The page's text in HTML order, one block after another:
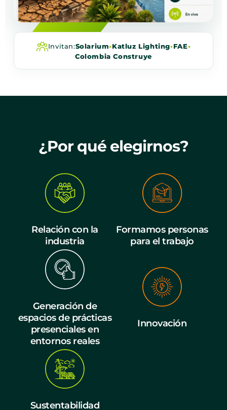
Invitan:Solarium•Katluz Lighting•FAE•
Colombia Construye
¿Por qué elegirnos?
Relación con la
industria
Formamos personas
para el trabajo
Generación de
espacios de prácticas
presenciales en
entornos reales
Innovación
Sustentabilidad